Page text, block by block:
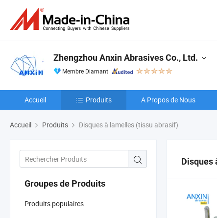
Zhengzhou Anxin Abrasives Co., Ltd.
Membre Diamant
Accueil Produits A Propos de Nous
Accueil Produits Disques à lamelles (tissu abrasif)
Groupes de Produits
Produits populaires
Disques